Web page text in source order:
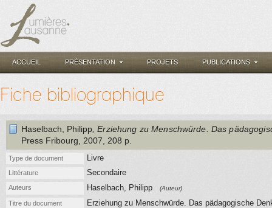
ACCUEIL PRÉSENTATION PROJETS PUBLICATIONS
Fiche bibliographique
Haselbach, Philipp , Erziehung zu Menschwürde. Das
Press Fribourg , 2007 , 208 p.
Type de document Livre
Littérature Secondaire
Auteurs Haselbach, Philipp (Auteur)
Titre du document Erziehung zu Menschwürde. Das pädagogische